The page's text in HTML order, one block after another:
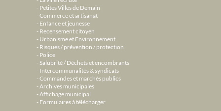
Petites Villes de Demain
Commerce et artisanat
Enfance et jeunesse
Recensement citoyen
Urbanisme et Environnement
Risques / prévention / protection
Police
Salubrité / Déchets et encombrants
Intercommunalités & syndicats
Commandes et marchés publics
Archives municipales
Affichage municipal
Formulaires à télécharger